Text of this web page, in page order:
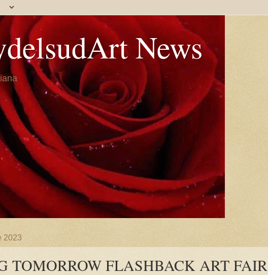
News
2023
TOMORROW FLASHBACK ART FAIR